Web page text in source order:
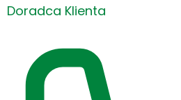
Doradca Klienta